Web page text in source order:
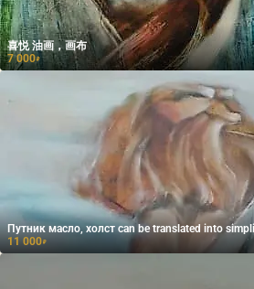
喜悦 油画，画布
7 000₽
11 000₽